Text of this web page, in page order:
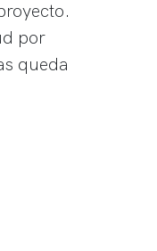
por
queda